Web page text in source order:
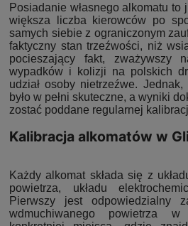
Posiadanie własnego alkomatu to
większa liczba kierowców po
samych siebie z ograniczonym
faktyczny stan trzeźwości, niż
pocieszający fakt, zważywszy
wypadków i kolizji na polskich
udział osoby nietrzeźwe.
było w pełni skuteczne, a wyniki
zostać poddane regularnej
Kalibracja alkomatów w
Każdy alkomat składa się z
powietrza, układu
Pierwszy jest odpowiedzialny
wdmuchiwanego powietrza